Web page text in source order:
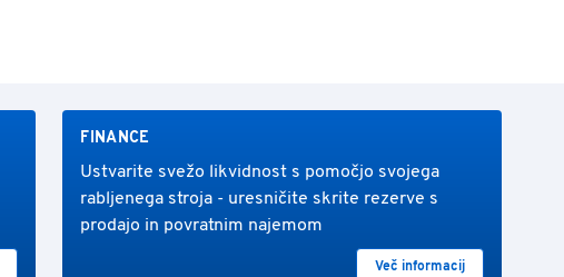
FINANCE
Ustvarite svežo likvidnost s pomočjo svojega
rabljenega stroja - uresničite skrite rezerve s
prodajo in povratnim najemom
Več informacij